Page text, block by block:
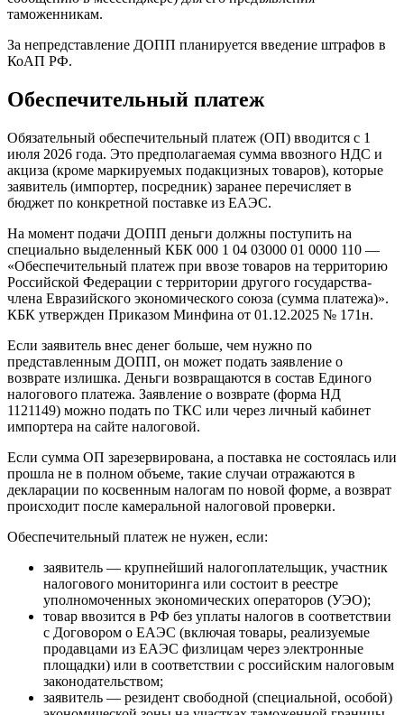
таможенникам.
За непредставление ДОПП планируется введение штрафов в
КоАП РФ.
Обеспечительный платеж
Обязательный обеспечительный платеж (ОП) вводится с 1
июля 2026 года. Это предполагаемая сумма ввозного НДС и
акциза (кроме маркируемых подакцизных товаров), которые
заявитель (импортер, посредник) заранее перечисляет в
бюджет по конкретной поставке из ЕАЭС.
На момент подачи ДОПП деньги должны поступить на
специально выделенный КБК 000 1 04 03000 01 0000 110 —
«Обеспечительный платеж при ввозе товаров на территорию
Российской Федерации с территории другого государства-
члена Евразийского экономического союза (сумма платежа)».
КБК утвержден Приказом Минфина от 01.12.2025 № 171н.
Если заявитель внес денег больше, чем нужно по
представленным ДОПП, он может подать заявление о
возврате излишка. Деньги возвращаются в состав Единого
налогового платежа. Заявление о возврате (форма НД
1121149) можно подать по ТКС или через личный кабинет
импортера на сайте налоговой.
Если сумма ОП зарезервирована, а поставка не состоялась или
прошла не в полном объеме, такие случаи отражаются в
декларации по косвенным налогам по новой форме, а возврат
происходит после камеральной налоговой проверки.
Обеспечительный платеж не нужен, если:
заявитель — крупнейший налогоплательщик, участник
налогового мониторинга или состоит в реестре
уполномоченных экономических операторов (УЭО);
товар ввозится в РФ без уплаты налогов в соответствии
с Договором о ЕАЭС (включая товары, реализуемые
продавцами из ЕАЭС физлицам через электронные
площадки) или в соответствии с российским налоговым
законодательством;
заявитель — резидент свободной (специальной, особой)